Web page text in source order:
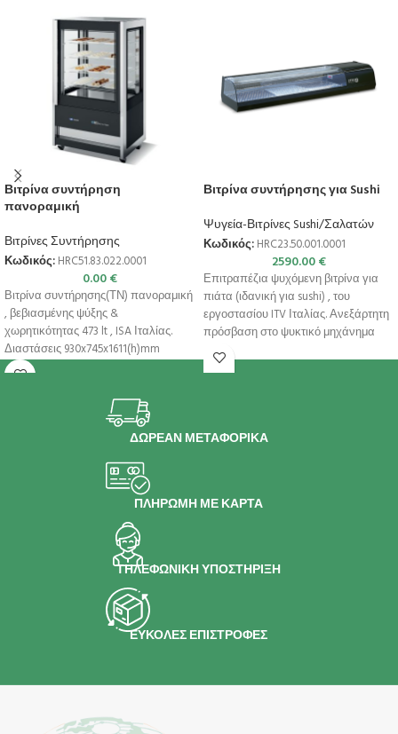
Βιτρίνα συντήρηση
πανοραμική
Βιτρίνες Συντήρησης
Κωδικός: HRC51.83.022.0001
0.00€
Βιτρίνα συντήρησης(ΤΝ) πανοραμική
, βεβιασμένης ψύξης &
χωρητικότητας 473 lt , ISA Ιταλίας.
Διαστάσεις 930x745x1611(h)mm
Χωρητικότητα 473 lt Θερμοκρασία
Βιτρίνα συντήρησης για Sushi
Ψυγεία-Βιτρίνες Sushi/Σαλατών
Κωδικός: HRC23.50.001.0001
2590.00€
Επιτραπέζια ψυχόμενη βιτρίνα για
πιάτα (ιδανική για sushi) , του
εργοστασίου ITV Ιταλίας. Ανεξάρτητη
πρόσβαση στο ψυκτικό μηχάνημα
χωρίς επαφή
ΔΩΡΕΑΝ ΜΕΤΑΦΟΡΙΚΑ
ΠΛΗΡΩΜΗ ΜΕ ΚΑΡΤΑ
ΤΗΛΕΦΩΝΙΚΗ ΥΠΟΣΤΗΡΙΞΗ
ΕΥΚΟΛΕΣ ΕΠΙΣΤΡΟΦΕΣ